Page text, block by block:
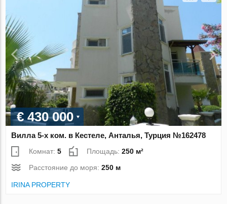
€ 430 000
Вилла 5-х ком. в Кестеле, Анталья, Турция №162478
Комнат:5 Площадь:250 м²
Расстояние до моря:250 м
IRINA PROPERTY